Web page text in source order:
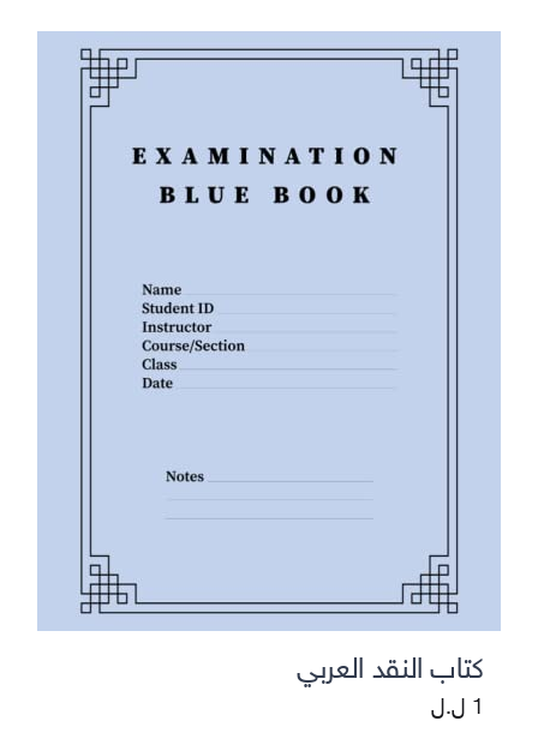
كتاب النقد العربي
1 ل.ل